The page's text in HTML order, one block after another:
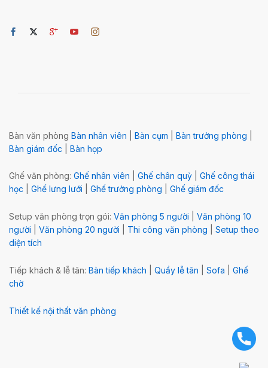
Bàn văn phòng Bàn nhân viên Bàn cụm Bàn trưởng phòng
Bàn giám đốc
Bàn họp
Ghế văn phòng: Ghế nhân viên Ghế chân quỳ
Ghế công thái
học
Ghế lưng lưới Ghế trưởng phòng Ghế giám đốc
Setup văn phòng trọn gói: Văn phòng 5 người
Văn phòng 10
người
Văn phòng 20 người Thi công văn phòng
Setup theo
diện tích
Tiếp khách & lễ tân: Bàn tiếp khách Quầy lễ tân Sofa
Ghế
chờ
Thiết kế nội thất văn phòng